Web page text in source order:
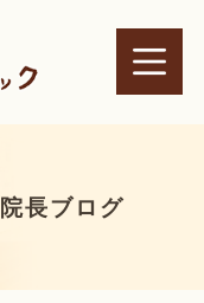
院長ブログ